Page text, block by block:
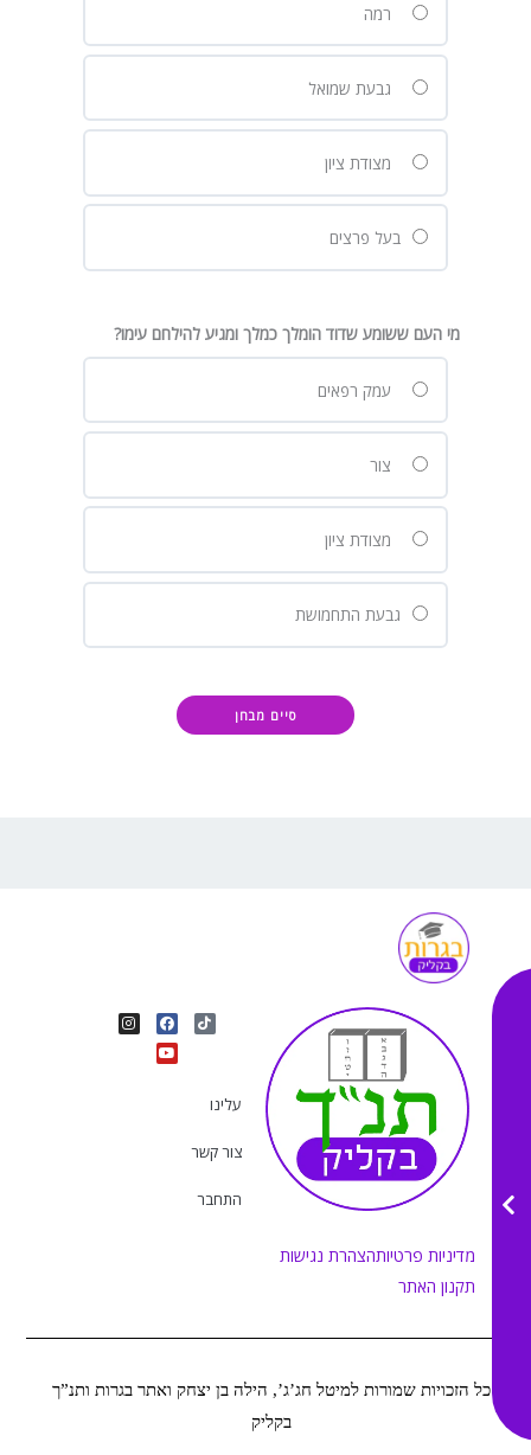
רמה
גבעת שמואל
מצודת ציון
בעל פרצים
מי העם ששומע שדוד הומלך כמלך ומגיע להילחם עימו?
עמק רפאים
צור
מצודת ציון
גבעת התחמושת
מדיניות פרטיותהצהרת נגישות
תקנון האתר
T
i
F
a
c
e
I
n
Y
o
u
t
עלינו
צור קשר
התחבר
כל הזכויות שמורות למיטל חג’ג’, הילה בן יצחק ואתר בגרות ותנ”ך
בקליק